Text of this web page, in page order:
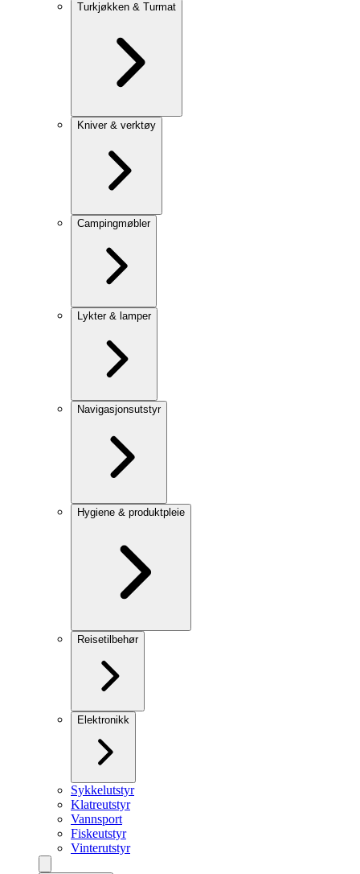
Turkjøkken & Turmat
Kniver & verktøy
Campingmøbler
Lykter & lamper
Navigasjonsutstyr
Hygiene & produktpleie
Reisetilbehør
Elektronikk
Sykkelutstyr
Klatreutstyr
Vannsport
Fiskeutstyr
Vinterutstyr